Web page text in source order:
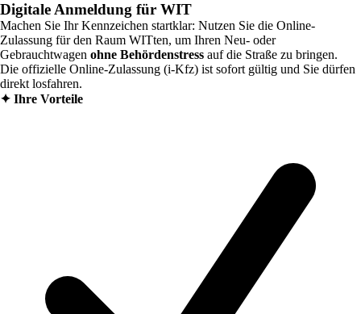
Digitale Anmeldung für WIT
Machen Sie Ihr Kennzeichen startklar: Nutzen Sie die Online-
Zulassung für den Raum WITten, um Ihren Neu- oder
Gebrauchtwagen ohne Behördenstress auf die Straße zu bringen.
Die offizielle Online-Zulassung (i-Kfz) ist sofort gültig und Sie dürfen
direkt losfahren.
✦ Ihre Vorteile